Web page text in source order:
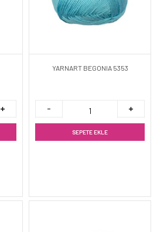
YARNART BEGONIA 5353
SEPETE EKLE